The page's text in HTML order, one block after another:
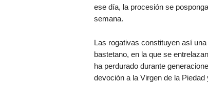
ese día, la procesión se
semana.
Las rogativas constituyen así
bastetano, en la que se
ha perdurado durante
devoción a la Virgen de la